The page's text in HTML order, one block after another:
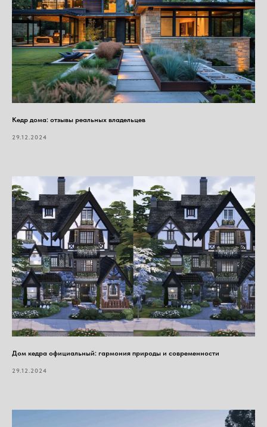
Кедр дома: отзывы реальных владельцев
29.12.2024
Дом кедра официальный: гармония природы и современности
29.12.2024